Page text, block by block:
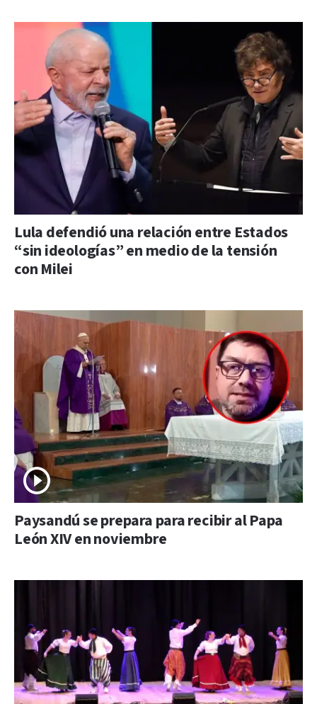
Lula defendió una relación entre Estados
“sin ideologías” en medio de la tensión
con Milei
Paysandú se prepara para recibir al Papa
León XIV en noviembre